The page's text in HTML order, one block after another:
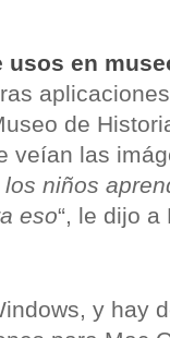
usos en
de
veían las
niños
eso“, le dijo a
y hay